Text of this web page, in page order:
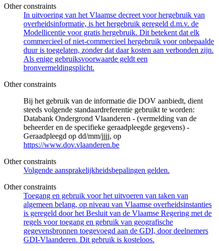
Other constraints
In uitvoering van het Vlaamse decreet voor hergebruik van
overheidsinformatie, is het hergebruik geregeld d.m.v. de
Modellicentie voor gratis hergebruik. Dit betekent dat elk
commercieel of niet-commercieel hergebruik voor onbepaalde
duur is toegelaten, zonder dat daar kosten aan verbonden zijn.
Als enige gebruiksvoorwaarde geldt een
bronvermeldingsplicht.
Other constraints
Bij het gebruik van de informatie die DOV aanbiedt, dient
steeds volgende standaardreferentie gebruikt te worden:
Databank Ondergrond Vlaanderen - (vermelding van de
beheerder en de specifieke geraadpleegde gegevens) -
Geraadpleegd op dd/mm/jjjj, op
https://www.dov.vlaanderen.be
Other constraints
Volgende aansprakelijkheidsbepalingen gelden.
Other constraints
Toegang en gebruik voor het uitvoeren van taken van
algemeen belang, op niveau van Vlaamse overheidsinstanties
is geregeld door het Besluit van de Vlaamse Regering met de
regels voor toegang en gebruik van geografische
gegevensbronnen toegevoegd aan de GDI, door deelnemers
GDI-Vlaanderen. Dit gebruik is kosteloos.